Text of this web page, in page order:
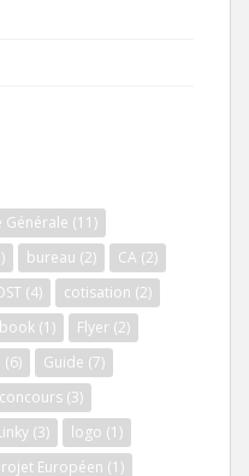
Générale (11)
bureau (2) CA (2)
(4) cotisation (2)
(1) Flyer (2)
(6) Guide (7)
(3)
(3) logo (1)
Européen (1)